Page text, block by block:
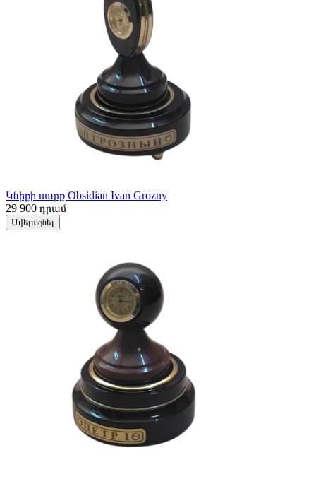
Կնիքի սարք Obsidian Ivan Grozny
29 900 դրամ
Ավելացնել